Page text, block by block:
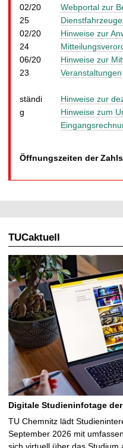
02/20
25
Webportal zur
02/20
24
Hinweise zur
06/20
23
Hinweise zur
Veranstaltungen
ständi
g
Hinweise zur
Hinweise zum
Öffnungszeiten der
TUCaktuell
Digitale Studieninfotage
TU Chemnitz lädt
September 2026 mit